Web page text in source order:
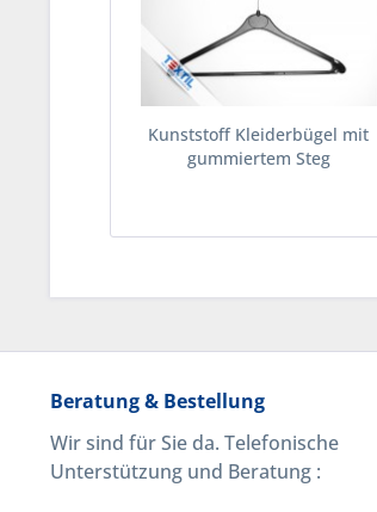
Kunststoff Kleiderbügel mit
gummiertem Steg
Beratung & Bestellung
Wir sind für Sie da. Telefonische
Unterstützung und Beratung :